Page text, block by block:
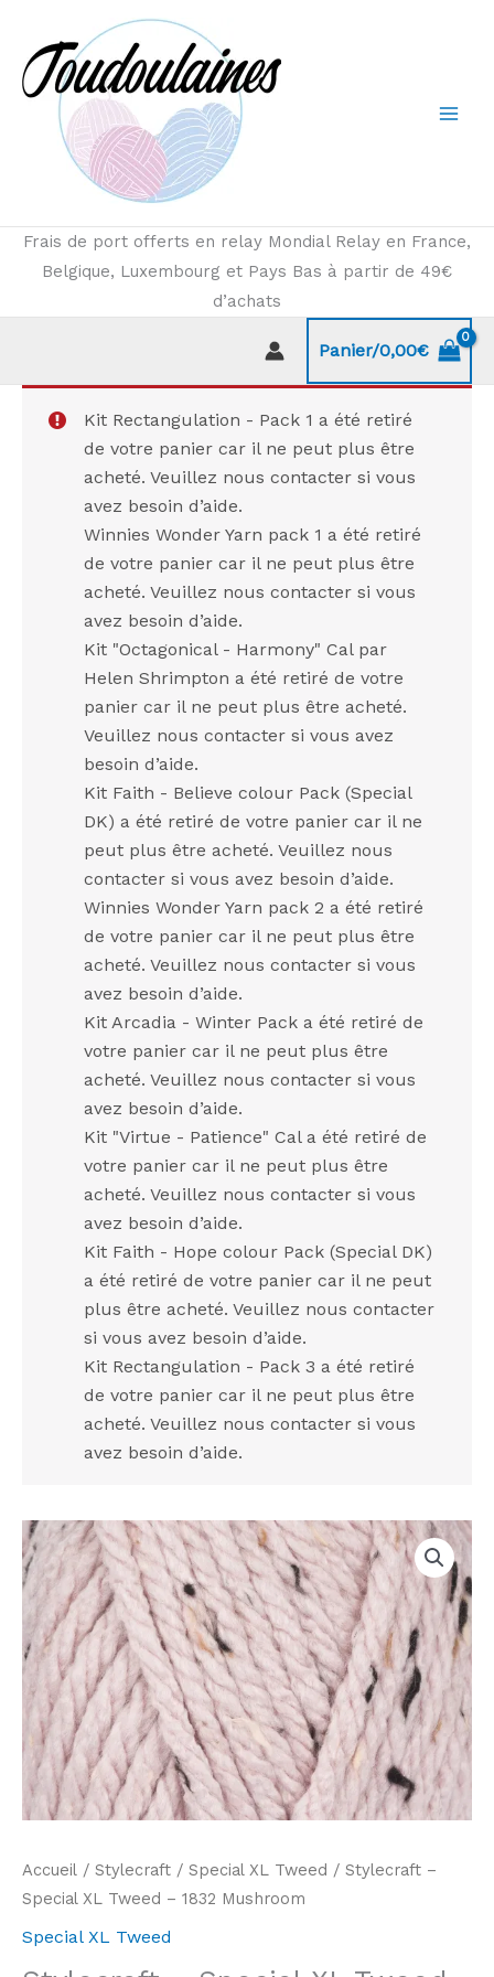
contenu
Frais de port offerts en relay Mondial Relay en France,
Belgique, Luxembourg et Pays Bas à partir de 49€
d’achats
Panier/0,00€
Kit Rectangulation - Pack 1 a été retiré
de votre panier car il ne peut plus être
acheté. Veuillez nous contacter si vous
avez besoin d’aide.
Winnies Wonder Yarn pack 1 a été retiré
de votre panier car il ne peut plus être
acheté. Veuillez nous contacter si vous
avez besoin d’aide.
Kit "Octagonical - Harmony" Cal par
Helen Shrimpton a été retiré de votre
panier car il ne peut plus être acheté.
Veuillez nous contacter si vous avez
besoin d’aide.
Kit Faith - Believe colour Pack (Special
DK) a été retiré de votre panier car il ne
peut plus être acheté. Veuillez nous
contacter si vous avez besoin d’aide.
Winnies Wonder Yarn pack 2 a été retiré
de votre panier car il ne peut plus être
acheté. Veuillez nous contacter si vous
avez besoin d’aide.
Kit Arcadia - Winter Pack a été retiré de
votre panier car il ne peut plus être
acheté. Veuillez nous contacter si vous
avez besoin d’aide.
Kit "Virtue - Patience" Cal a été retiré de
votre panier car il ne peut plus être
acheté. Veuillez nous contacter si vous
avez besoin d’aide.
Kit Faith - Hope colour Pack (Special DK)
a été retiré de votre panier car il ne peut
plus être acheté. Veuillez nous contacter
si vous avez besoin d’aide.
Kit Rectangulation - Pack 3 a été retiré
de votre panier car il ne peut plus être
acheté. Veuillez nous contacter si vous
avez besoin d’aide.
Accueil / Stylecraft / Special XL Tweed / Stylecraft –
Special XL Tweed – 1832 Mushroom
Special XL Tweed